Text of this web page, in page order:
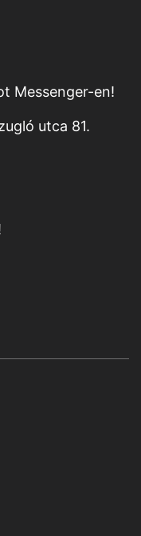
Messenger-en!
utca 81.